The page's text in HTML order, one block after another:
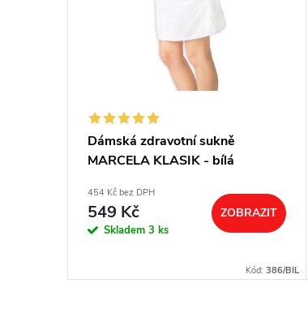
Dámská zdravotní sukně
MARCELA KLASIK - bílá
454 Kč bez DPH
549 Kč
Skladem 3 ks
ZOBRAZIT
Kód: 386/BIL